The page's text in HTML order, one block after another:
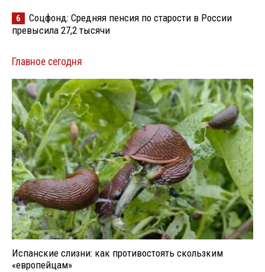
6
Соцфонд: Средняя пенсия по старости в России
превысила 27,2 тысячи
Главное сегодня
Испанские слизни: как противостоять скользким
«европейцам»